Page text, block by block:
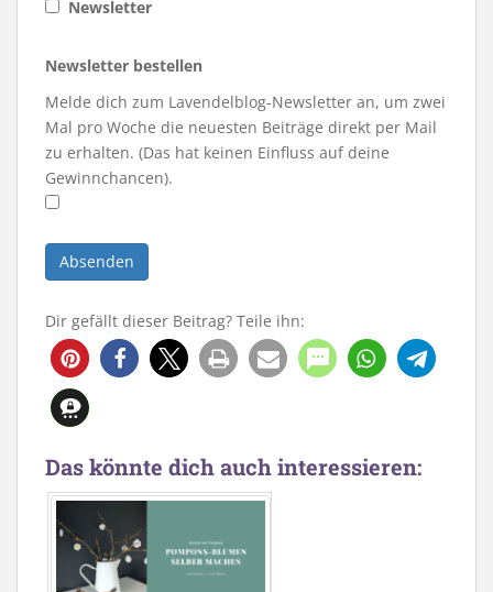
Newsletter
Newsletter bestellen
Melde dich zum Lavendelblog-Newsletter an, um zwei
Mal pro Woche die neuesten Beiträge direkt per Mail
zu erhalten. (Das hat keinen Einfluss auf deine
Gewinnchancen).
Dir gefällt dieser Beitrag? Teile ihn:
239
Das könnte dich auch interessieren: